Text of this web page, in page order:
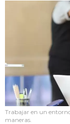
Trabajar en un
maneras.